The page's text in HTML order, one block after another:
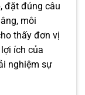
đặt đúng câu
môi
thấy đơn vị
ích của
nghiệm sự